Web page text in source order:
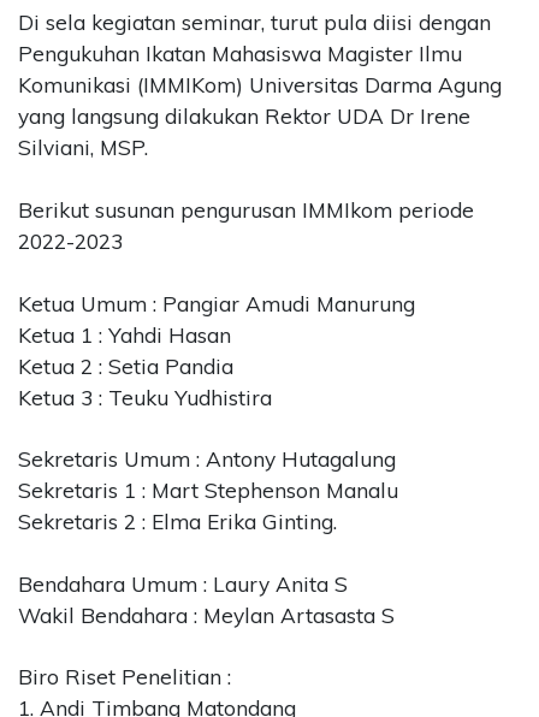
Di sela kegiatan seminar, turut pula diisi dengan
Pengukuhan Ikatan Mahasiswa Magister Ilmu
Komunikasi (IMMIKom) Universitas Darma Agung
yang langsung dilakukan Rektor UDA Dr Irene
Silviani, MSP.
Berikut susunan pengurusan IMMIkom periode
2022-2023
Ketua Umum : Pangiar Amudi Manurung
Ketua 1 : Yahdi Hasan
Ketua 2 : Setia Pandia
Ketua 3 : Teuku Yudhistira
Sekretaris Umum : Antony Hutagalung
Sekretaris 1 : Mart Stephenson Manalu
Sekretaris 2 : Elma Erika Ginting.
Bendahara Umum : Laury Anita S
Wakil Bendahara : Meylan Artasasta S
Biro Riset Penelitian :
1. Andi Timbang Matondang